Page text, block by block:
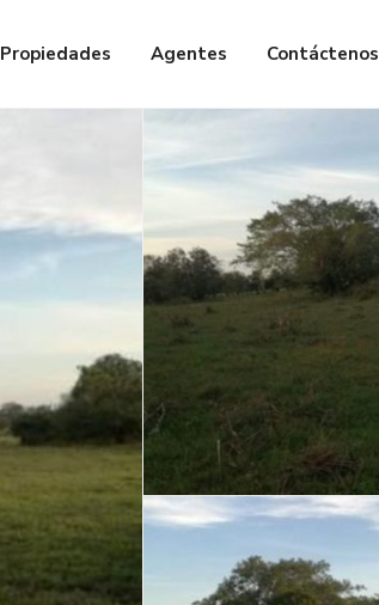
Propiedades Agentes Contáctenos